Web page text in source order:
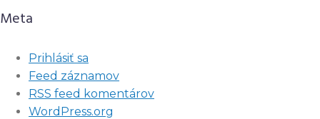
Meta
Prihlásiť sa
Feed záznamov
RSS feed komentárov
WordPress.org